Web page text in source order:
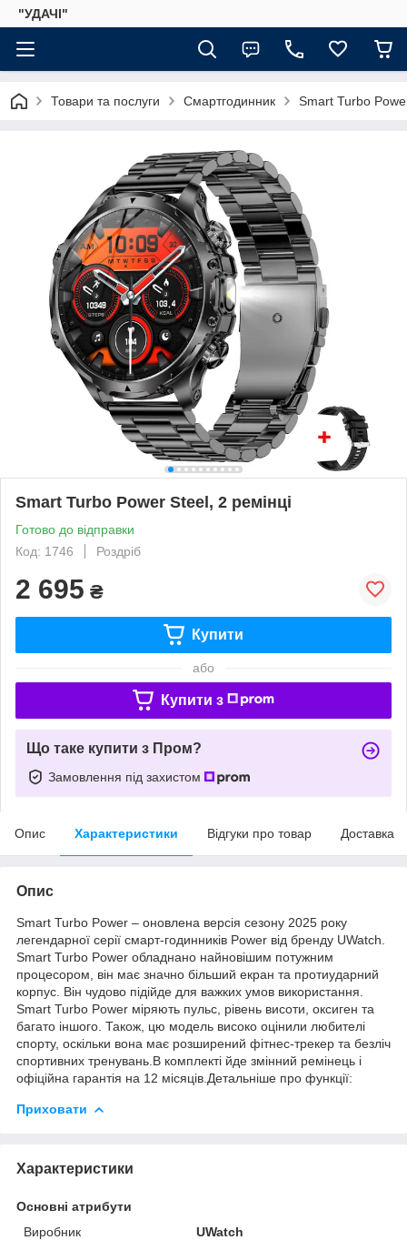
"УДАЧІ"
Товари та послуги Смартгодинник Smart Turbo
Smart Turbo Power Steel, 2 ремінці
Готово до відправки
Код: 1746
Роздріб
2 695 ₴
Купити
або
Купити з
Що таке купити з Пром?
Замовлення під захистом
Опис Характеристики Відгуки про товар Доставка
Опис
Smart Turbo Power – оновлена версія сезону 2025 року
легендарної серії смарт-годинників Power від бренду UWatch.
Smart Turbo Power обладнано найновішим потужним
процесором, він має значно більший екран та протиударний
корпус. Він чудово підійде для важких умов використання.
Smart Turbo Power міряють пульс, рівень висоти, оксиген та
багато іншого. Також, цю модель високо оцінили любителі
спорту, оскільки вона має розширений фітнес-трекер та безліч
спортивних тренувань.В комплекті йде змінний ремінець і
офіційна гарантія на 12 місяців.Детальніше про функції:
Приховати
Характеристики
Основні атрибути
Виробник
UWatch